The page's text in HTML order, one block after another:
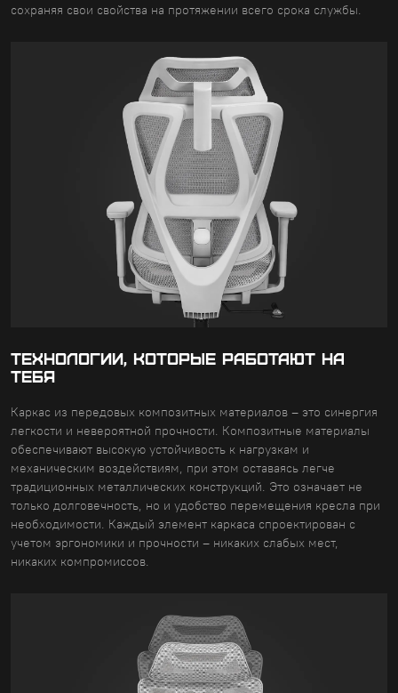
сохраняя свои свойства на протяжении всего срока службы.
ТЕХНОЛОГИИ, КОТОРЫЕ РАБОТАЮТ НА
ТЕБЯ
Каркас из передовых композитных материалов – это синергия
легкости и невероятной прочности. Композитные материалы
обеспечивают высокую устойчивость к нагрузкам и
механическим воздействиям, при этом оставаясь легче
традиционных металлических конструкций. Это означает не
только долговечность, но и удобство перемещения кресла при
необходимости. Каждый элемент каркаса спроектирован с
учетом эргономики и прочности – никаких слабых мест,
никаких компромиссов.